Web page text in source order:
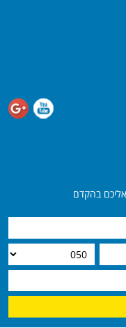
אליכם בהקדם